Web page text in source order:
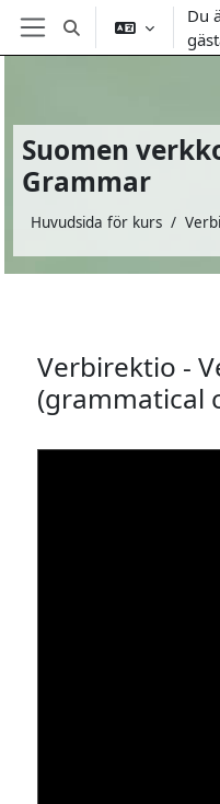
Gå direkt till huvudinnehåll
Sidopanel
Växla sökinmatning
Du
Suomen
Grammar
Huvudsida för kurs
Verbirektio -
(grammatical